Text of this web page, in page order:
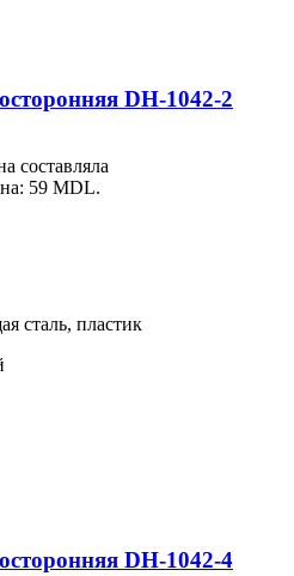
DH-1042-2
составляла
59 MDL.
сталь, пластик
DH-1042-4